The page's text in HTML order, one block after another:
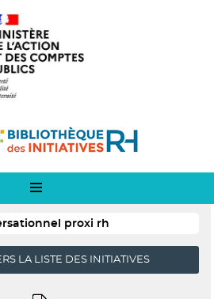
proxi rh
LA LISTE DES INITIATIVES